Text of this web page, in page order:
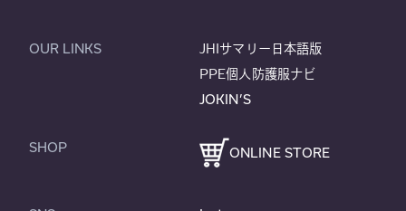
OUR LINKS
JHIサマリー日本語版
PPE個人防護服ナビ
JOKIN’S
SHOP ONLINE STORE